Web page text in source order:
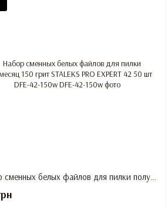
Набор сменных белых файлов для пилки полумесяц 150 грит STALEKS PRO EXPERT 42 50 шт DFE-42-150w